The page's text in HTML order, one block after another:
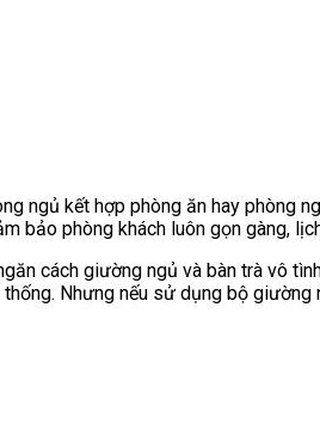
ngủ kết hợp phòng ăn hay phòng
bảo phòng khách luôn gọn gàng,
cách giường ngủ và bàn trà vô
Nhưng nếu sử dụng bộ